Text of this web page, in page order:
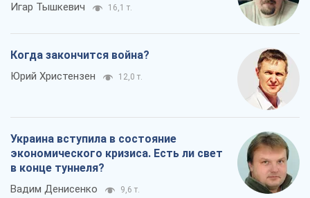
Игар Тышкевич 16,1 т.
Когда закончится война?
Юрий Христензен 12,0 т.
Украина вступила в состояние
экономического кризиса. Есть ли свет
в конце туннеля?
Вадим Денисенко 9,6 т.